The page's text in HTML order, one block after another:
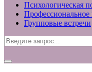
Психологическая
Профессиональное
Групповые встречи